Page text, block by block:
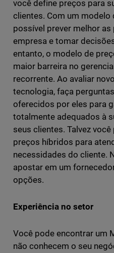
você define preços para
clientes. Com um modelo
possível prever melhor
empresa e tomar
entanto, o modelo de
maior barreira no
recorrente. Ao avaliar
tecnologia, faça
oferecidos por eles para
totalmente adequados à
seus clientes. Talvez
preços híbridos para
necessidades do cliente.
apostar em um
opções.
Experiência no setor
Você pode encontrar um
não conhecem o seu